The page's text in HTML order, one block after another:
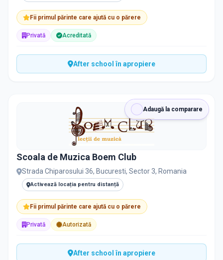
Fii primul părinte care ajută cu o părere
Privată Acreditată
After school în apropiere
Adaugă la comparare
Scoala de Muzica Boem Club
Strada Chiparosului 36, Bucuresti, Sector 3, Romania
Activează locația pentru distanță
Fii primul părinte care ajută cu o părere
Privată Autorizată
After school în apropiere